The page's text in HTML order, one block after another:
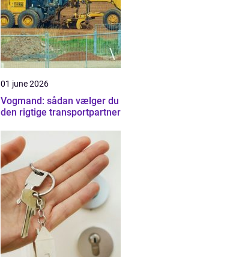
01 june 2026
Vogmand: sådan vælger du
den rigtige transportpartner